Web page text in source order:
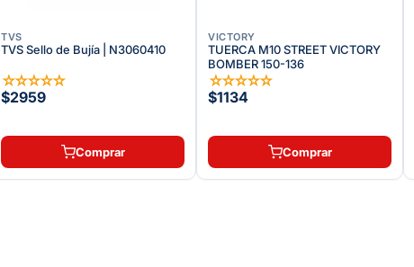
TVS
TVS Sello de Bujía | N3060410
☆☆☆☆☆
$2959
Comprar
VICTORY
TUERCA M10 STREET VICTORY
BOMBER 150-136
☆☆☆☆☆
$1134
Comprar